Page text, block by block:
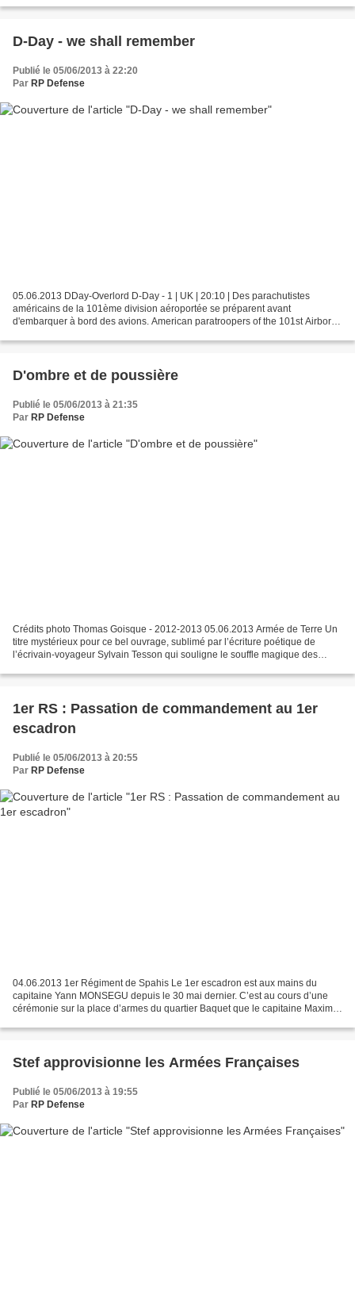
D-Day - we shall remember
Publié le 05/06/2013 à 22:20
Par RP Defense
05.06.2013 DDay-Overlord D-Day - 1 | UK | 20:10 | Des parachutistes
américains de la 101ème division aéroportée se préparent avant
d'embarquer à bord des avions. American paratroopers of the 101st Airborne
D'ombre et de poussière
Publié le 05/06/2013 à 21:35
Par RP Defense
Crédits photo Thomas Goisque - 2012-2013 05.06.2013 Armée de Terre Un
titre mystérieux pour ce bel ouvrage, sublimé par l’écriture poétique de
l’écrivain-voyageur Sylvain Tesson qui souligne le souffle magique des
1er RS : Passation de commandement au 1er
escadron
Publié le 05/06/2013 à 20:55
Par RP Defense
04.06.2013 1er Régiment de Spahis Le 1er escadron est aux mains du
capitaine Yann MONSEGU depuis le 30 mai dernier. C’est au cours d’une
cérémonie sur la place d’armes du quartier Baquet que le capitaine Maxime
Stef approvisionne les Armées Françaises
Publié le 05/06/2013 à 19:55
Par RP Defense